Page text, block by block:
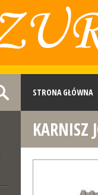
STRONA GŁÓWNA
KARNISZ JOWISZ
KARNISZ